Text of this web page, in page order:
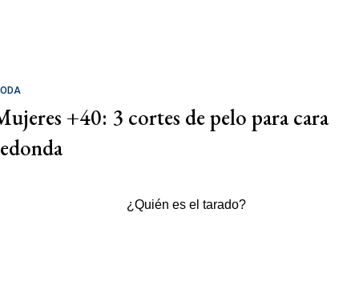
+40: 3 cortes de pelo para cara